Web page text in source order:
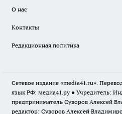
О нас
Контакты
Редакционная политика
Сетевое издание «media41.ru».
язык РФ: медиа41.ру ● Учредитель:
предприниматель Суворов Алексей
редактор: Суворов Алексей